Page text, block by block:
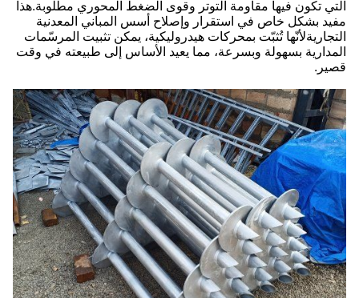
التي تكون فيها مقاومة التوتر وقوى الضغط المحوري مطلوبة.هذا
مفيد بشكل خاص في استقرار وإصلاح أسس المباني المعدنية
التجاريةلأنّها تُثبّت بمحركات هيدروليكية، يمكن تثبيت المرسّمات
المدارية بسهولة وبسرعة، مما يعيد الأساس إلى طبيعته في وقت
قصير.